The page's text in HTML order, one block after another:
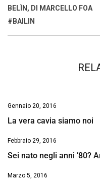
o
k
p
I
s
BELÌN, DI MARCELLO FOA
#BAILIN
Gennaio 20, 2016
La vera cavia siamo noi
Febbraio 29, 2016
Sei nato negli anni ’80?
Marzo 5, 2016